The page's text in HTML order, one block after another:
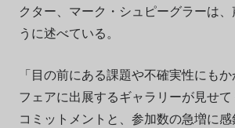
クター、マーク・シュピーグラーは
うに述べている。
「目の前にある課題や不確実性にも
フェアに出展するギャラリーが見せ
コミットメントと、参加数の急増に